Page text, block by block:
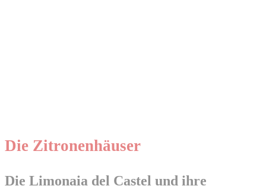
Die Zitronenhäuser
Die Limonaia del Castel und ihre